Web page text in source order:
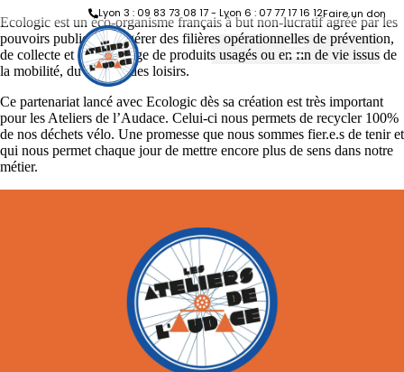
Lyon 3 : 09 83 73 08 17 - Lyon 6 : 07 77 17 16 12Faire un don
Ecologic est un éco-organisme français à but non-lucratif agréé par les
pouvoirs publics pour gérer des filières opérationnelles de prévention,
de collecte et de recyclage de produits usagés ou en fin de vie issus de
la mobilité, du sport et des loisirs.
Ce partenariat lancé avec Ecologic dès sa création est très important
pour les Ateliers de l’Audace. Celui-ci nous permets de recycler 100%
de nos déchets vélo. Une promesse que nous sommes fier.e.s de tenir et
qui nous permet chaque jour de mettre encore plus de sens dans notre
métier.